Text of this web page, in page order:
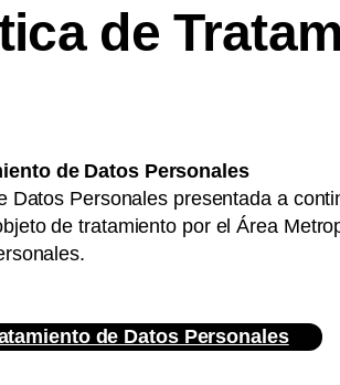
de
de Datos Personales
Datos Personales presentada a
de tratamiento por el Área
de Datos Personales